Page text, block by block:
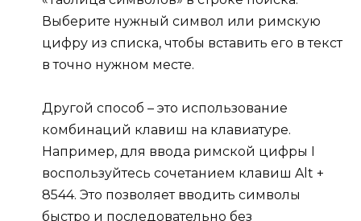
Выберите нужный символ или римскую
цифру из списка, чтобы вставить его в текст
в точно нужном месте.
Другой способ – это использование
комбинаций клавиш на клавиатуре.
Например, для ввода римской цифры I
воспользуйтесь сочетанием клавиш Alt +
8544. Это позволяет вводить символы
быстро и последовательно без